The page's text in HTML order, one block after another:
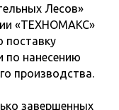
Лесов»
«ТЕХНОМАКС»
поставку
по нанесению
производства.
завершенных